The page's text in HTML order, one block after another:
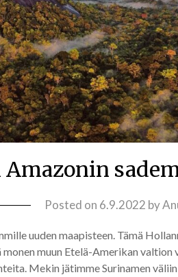
Posted on 6.9.2022 by
uuden maapisteen. Tämä
monen muun Etelä-Amerikan
Mekin jätimme Surinamen